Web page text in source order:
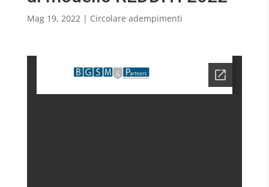
Mag 19, 2022| Circolare adempimenti